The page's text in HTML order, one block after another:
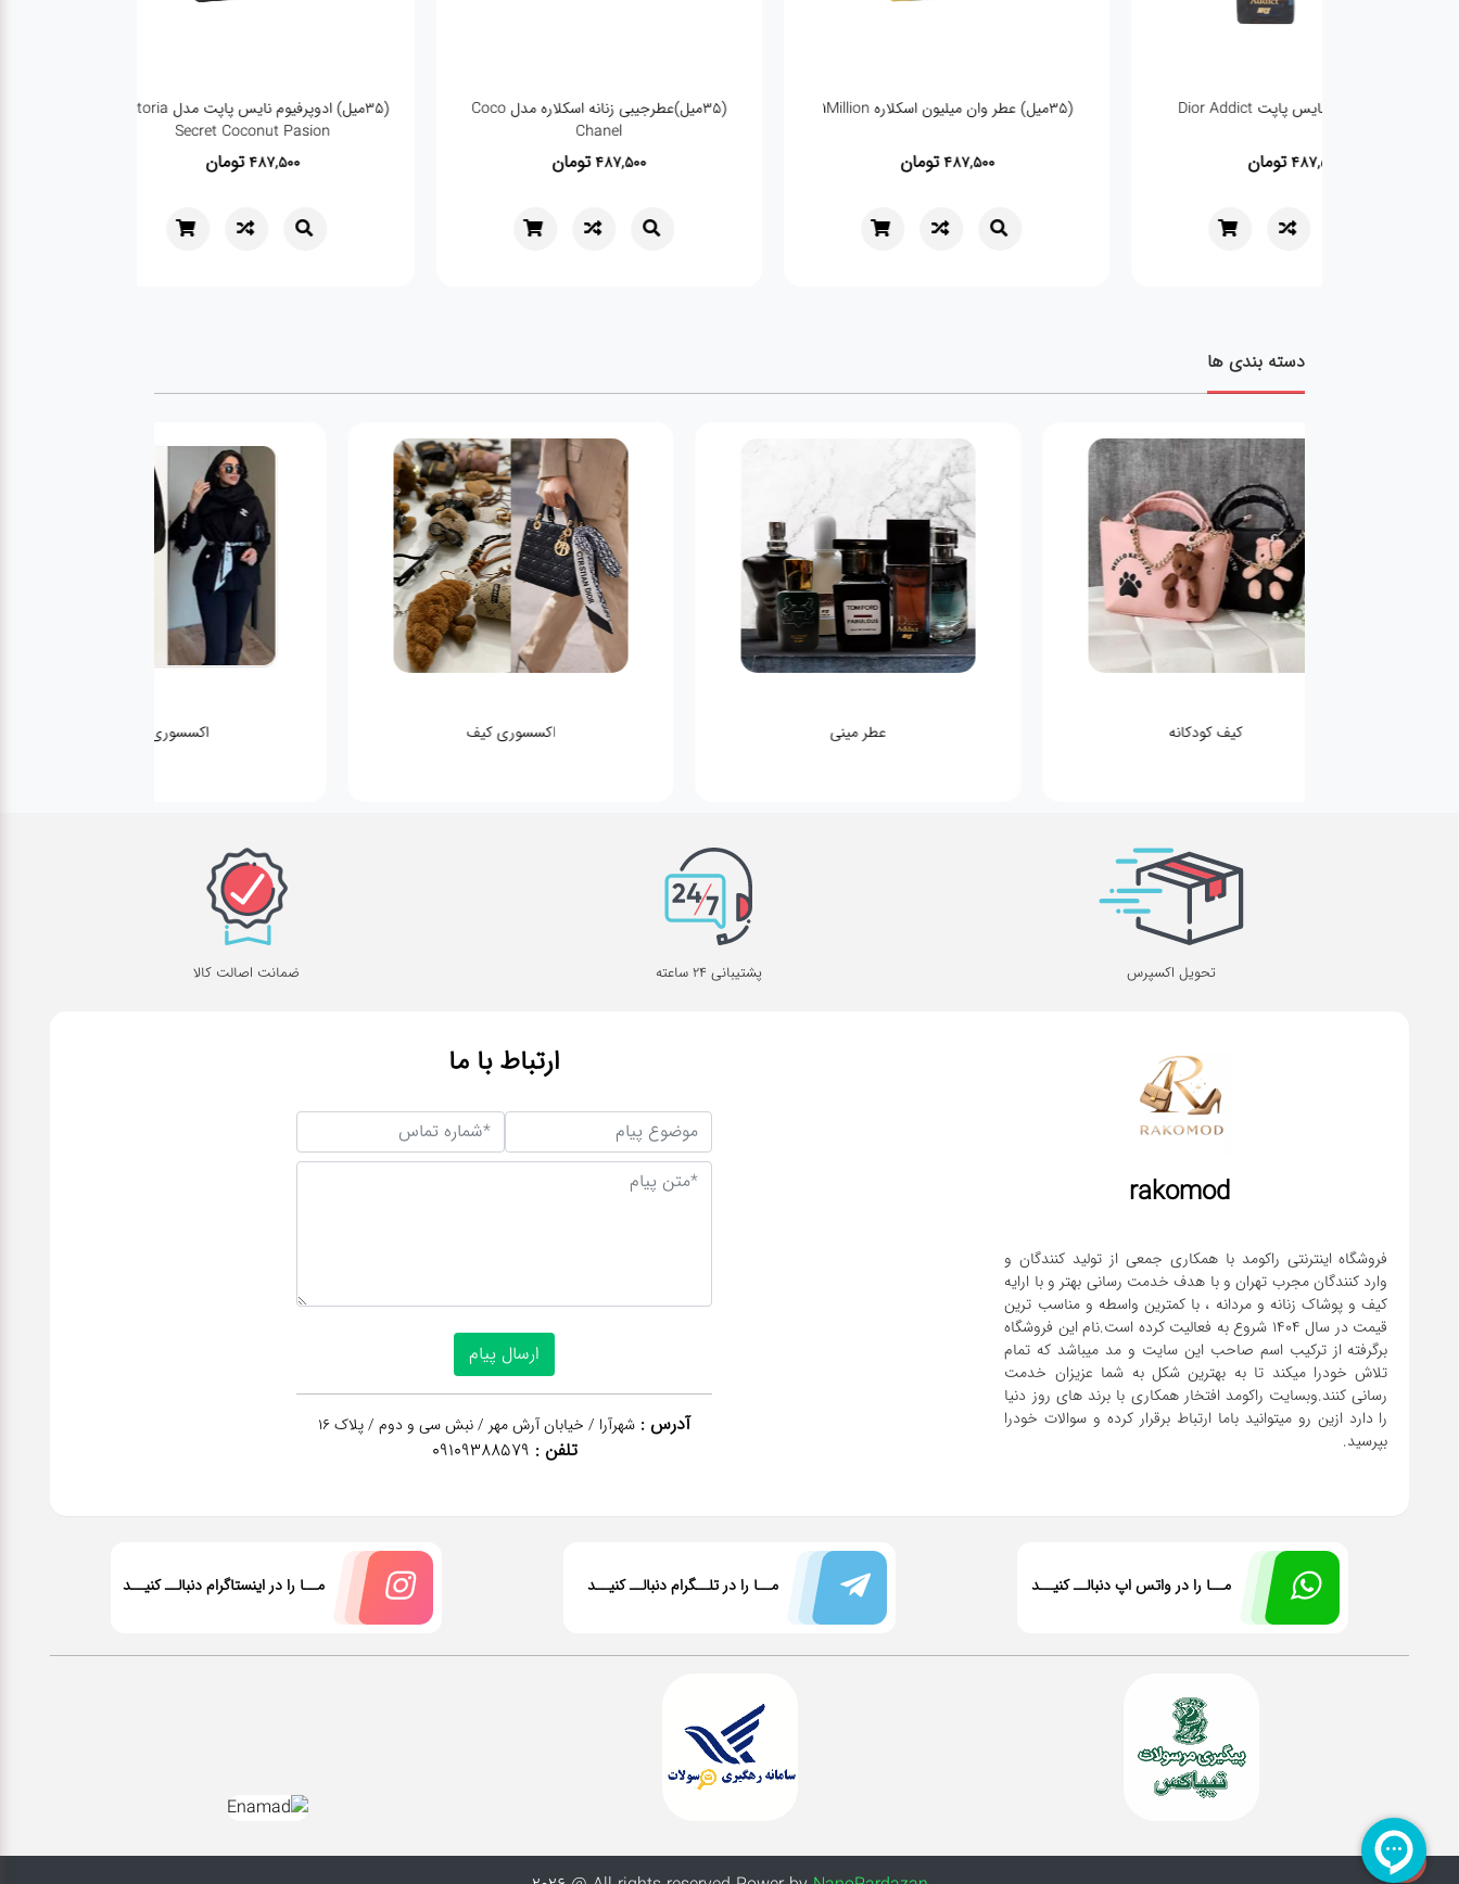
(35میل)عطر جیبی زنانه برندینی مدل Good Girl
(35میل)ادو پرفیوم اسکلاره مدل Flora By
(35میل) عطر نایس پاپت Dior Addict (35میل) عطر وان میلیون اسکلاره 1Million
دسته بندی ها
تحویل اکسپرس پشتیبانی 24 ساعته ضمانت اصالت کالا
rakomod
فروشگاه اینترنتی راکومد با همکاری جمعی از تولید کنندگان و
وارد کنندگان مجرب تهران و با هدف خدمت رسانی بهتر و با ارایه
کیف و پوشاک زنانه و مردانه ، با کمترین واسطه و مناسب ترین
قیمت در سال 1404 شروع به فعالیت کرده است.نام این فروشگاه
برگرفته از ترکیب اسم صاحب این سایت و مد میباشد که تمام
تلاش خودرا میکند تا به بهترین شکل به شما عزیزان خدمت
رسانی کنند.وبسایت راکومد افتخار همکاری با برند های روز دنیا
را دارد ازین رو میتوانید باما ارتباط برقرار کرده و سوالات خودرا
بپرسید.
ارتباط با ما
آدرس : شهرآرا / خیابان آرش مهر / نبش سی و دوم / پلاک 16
تلفن : 09109388579
مــا را در واتس اپ دنبالــ کنیــد مــا را در تلــگرام دنبالــ کنیــد مــا را در اینستاگرام دنبالــ کنیــد